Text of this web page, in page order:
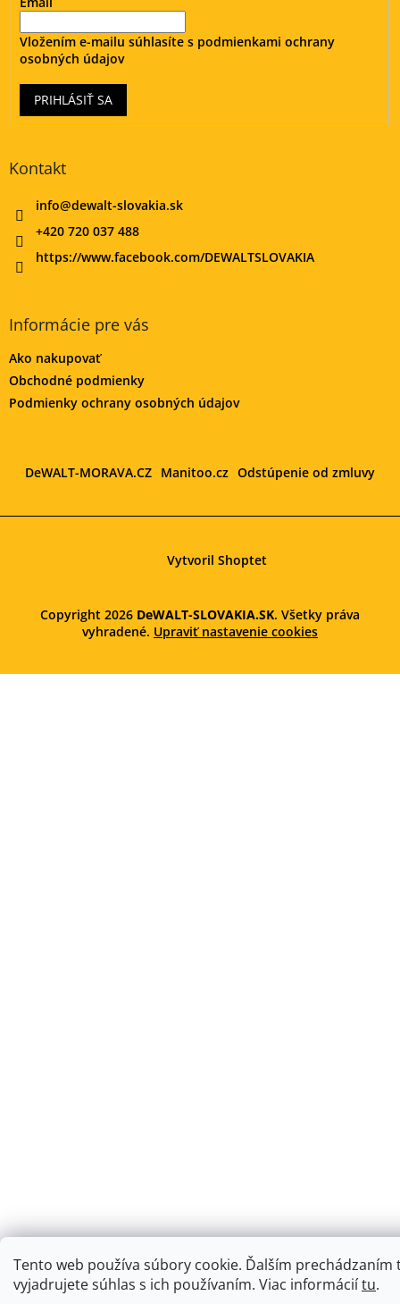
Tento web používa súbory cookie. Ďalším
vyjadrujete súhlas s ich používaním. Viac informáciítu.
Vložením e-mailu súhlasíte s podmienkami ochrany
osobných údajov
PRIHLÁSIŤ SA
Kontakt
info@dewalt-slovakia.sk
+420 720 037 488
https://www.facebook.com/DEWALTSLOVAKIA
Informácie pre vás
Ako nakupovať
Obchodné podmienky
Podmienky ochrany osobných údajov
DeWALT-MORAVA.CZ Manitoo.cz Odstúpenie od zmluvy
Vytvoril Shoptet
Copyright 2026 DeWALT-SLOVAKIA.SK. Všetky práva
vyhradené. Upraviť nastavenie cookies